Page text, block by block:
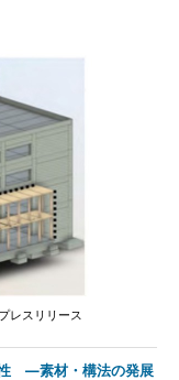
レスリリース
―素材・構法の発展